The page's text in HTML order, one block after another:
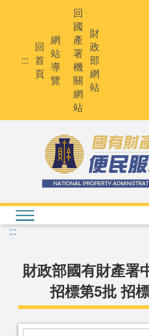
:::
回
首
頁
網
站
導
覽
回
國
產
署
機
關
網
站
財
政
部
網
站
:::
財政部國有財產署
招標第5批 招